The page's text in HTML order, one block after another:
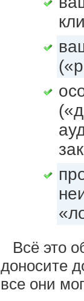
Всё это
доносите
все они